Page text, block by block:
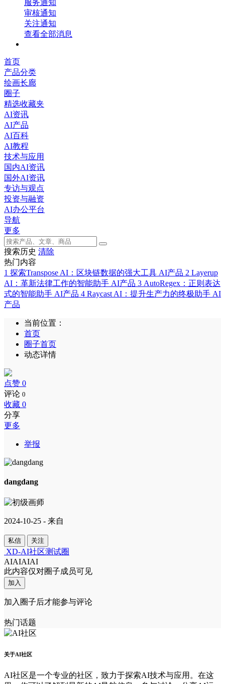
服务通知
审核通知
关注通知
查看全部消息
首页
产品分类
绘画长廊
圈子
精选收藏夹
AI资讯
AI产品
AI百科
AI教程
技术与应用
国内AI资讯
国外AI资讯
专访与观点
投资与融资
AI办公平台
导航
更多
搜索历史 清除
热门内容
1 探索Transpose AI：区块链数据的强大工具 AI产品 2 Layerup
AI：革新法律工作的智能助手 AI产品 3 AutoRegex：正则表达
式的智能助手 AI产品 4 Raycast AI：提升生产力的终极助手 AI
产品
当前位置：
首页
圈子首页
动态详情
点赞 0
评论 0
收藏 0
分享
更多
举报
dangdang
2024-10-25 - 来自
私信 关注
XD-AI社区测试圈
AIAIAIAI
此内容仅对圈子成员可见
加入
加入圈子后才能参与评论
热门话题
关于AI社区
AI社区是一个专业的社区，致力于探索AI技术与应用。在这